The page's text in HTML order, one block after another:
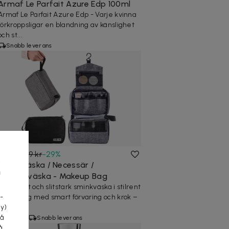
Le Parfait Azure Edp 100ml
Le Parfait Azure Edp - Varje kvinna
en blandning av känslighet
st...
Snabb leverans
239 kr-29%
Sminkväska / Necessär /
- Makeup Bag
Vattentät och slitstark sminkväska i stilrent
tyg med smart förvaring och krok –
Snabb leverans